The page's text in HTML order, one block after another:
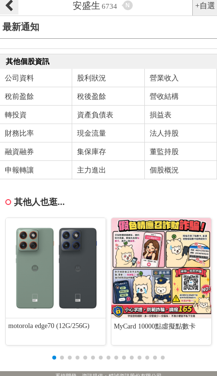
安盛生 6734 N +自選
最新通知
其他個股資訊
公司資料 股利狀況 營業收入
稅前盈餘 稅後盈餘 營收結構
轉投資 資產負債表 損益表
財務比率 現金流量 法人持股
融資融券 集保庫存 董監持股
申報轉讓 主力進出 個股概況
其他人也逛...
motorola edge70 (12G/256G) MyCard 10000點虛擬點數卡